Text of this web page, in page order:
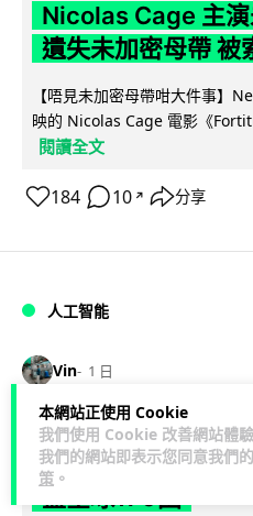
本網站正使用 Cookie
我們使用 Cookie 改善網站體
我們的網站即表示您同意我們的
策 。
Nicolas Cage 主
遺失未加密母帶 被
【唔見未加密母帶咁大件事】
映的 Nicolas Cage 電影《
閱讀全文
184 10 ↗ 分享
人工智能
Vin 1 日
Elon Musk:
入 目標明年數據中